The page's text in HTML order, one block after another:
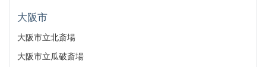
大阪市
大阪市立北斎場
大阪市立瓜破斎場